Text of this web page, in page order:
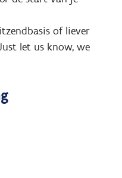
of liever
let us know, we